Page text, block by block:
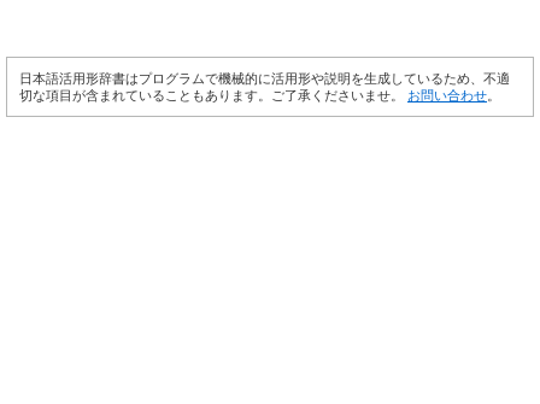
日本語活用形辞書はプログラムで機械的に活用形や説明を生成しているため、不適
切な項目が含まれていることもあります。ご了承くださいませ。 お問い合わせ